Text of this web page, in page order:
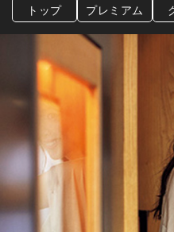
トップ プレミアム